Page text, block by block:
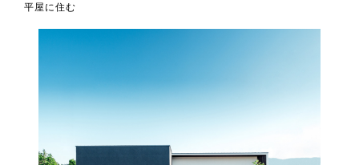
平屋に住む